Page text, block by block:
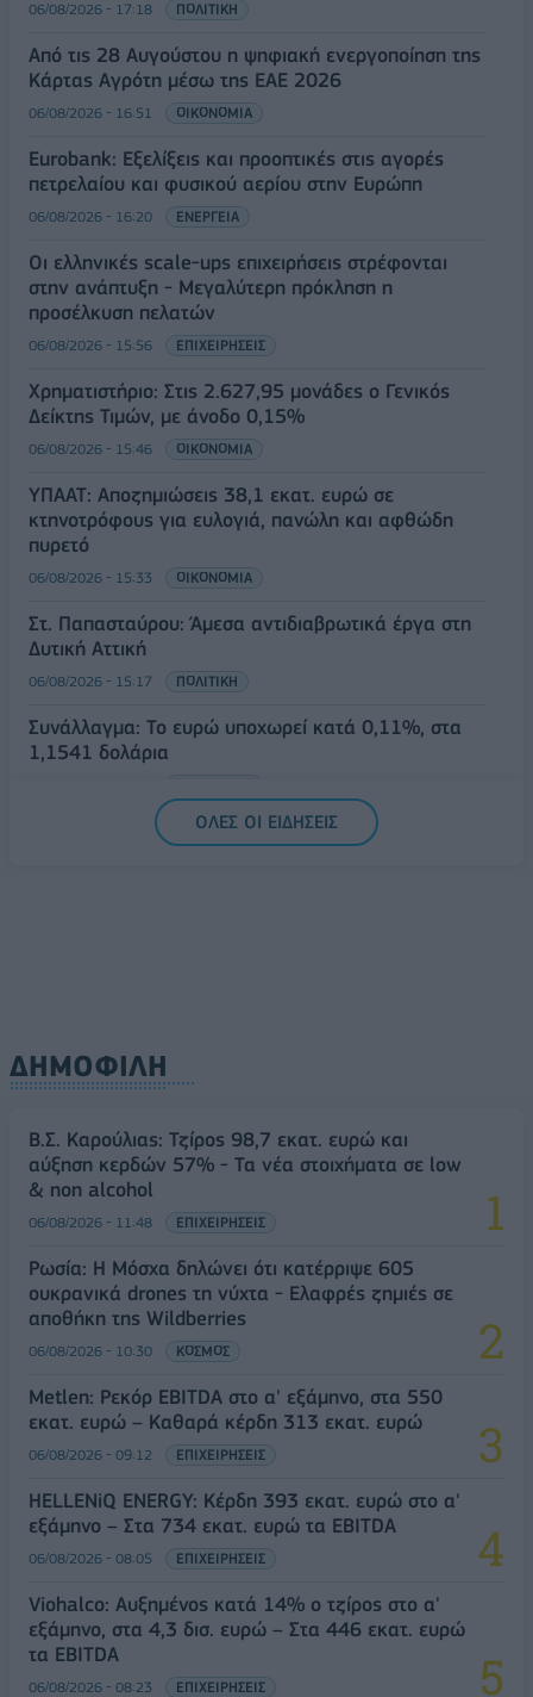
06/08/2026 - 17:18 ΠΟΛΙΤΙΚΗ
Από τις 28 Αυγούστου η ψηφιακή ενεργοποίηση της
Κάρτας Αγρότη μέσω της ΕΑΕ 2026
06/08/2026 - 16:51 ΟΙΚΟΝΟΜΙΑ
Eurobank: Εξελίξεις και προοπτικές στις αγορές
πετρελαίου και φυσικού αερίου στην Ευρώπη
06/08/2026 - 16:20 ΕΝΕΡΓΕΙΑ
Οι ελληνικές scale-ups επιχειρήσεις στρέφονται
στην ανάπτυξη - Μεγαλύτερη πρόκληση η
προσέλκυση πελατών
06/08/2026 - 15:56 ΕΠΙΧΕΙΡΗΣΕΙΣ
Χρηματιστήριο: Στις 2.627,95 μονάδες ο Γενικός
Δείκτης Τιμών, με άνοδο 0,15%
06/08/2026 - 15:46 ΟΙΚΟΝΟΜΙΑ
ΥΠΑΑΤ: Αποζημιώσεις 38,1 εκατ. ευρώ σε
κτηνοτρόφους για ευλογιά, πανώλη και αφθώδη
πυρετό
06/08/2026 - 15:33 ΟΙΚΟΝΟΜΙΑ
Στ. Παπασταύρου: Άμεσα αντιδιαβρωτικά έργα στη
Δυτική Αττική
06/08/2026 - 15:17 ΠΟΛΙΤΙΚΗ
Συνάλλαγμα: Το ευρώ υποχωρεί κατά 0,11%, στα
1,1541 δολάρια
ΟΛΕΣ ΟΙ ΕΙΔΗΣΕΙΣ
ΔΗΜΟΦΙΛΗ
Β.Σ. Καρούλιας: Τζίρος 98,7 εκατ. ευρώ και
αύξηση κερδών 57% - Τα νέα στοιχήματα σε low
& non alcohol
06/08/2026 - 11:48 ΕΠΙΧΕΙΡΗΣΕΙΣ
Ρωσία: Η Μόσχα δηλώνει ότι κατέρριψε 605
ουκρανικά drones τη νύχτα - Ελαφρές ζημιές σε
αποθήκη της Wildberries
06/08/2026 - 10:30 ΚΟΣΜΟΣ
Metlen: Ρεκόρ EBITDA στο α' εξάμηνο, στα 550
εκατ. ευρώ – Καθαρά κέρδη 313 εκατ. ευρώ
06/08/2026 - 09:12 ΕΠΙΧΕΙΡΗΣΕΙΣ
HELLENiQ ENERGY: Κέρδη 393 εκατ. ευρώ στο α'
εξάμηνο – Στα 734 εκατ. ευρώ τα EBITDA
06/08/2026 - 08:05 ΕΠΙΧΕΙΡΗΣΕΙΣ
Viohalco: Αυξημένος κατά 14% ο τζίρος στο α'
εξάμηνο, στα 4,3 δισ. ευρώ – Στα 446 εκατ. ευρώ
τα EBITDA
06/08/2026 - 08:23 ΕΠΙΧΕΙΡΗΣΕΙΣ